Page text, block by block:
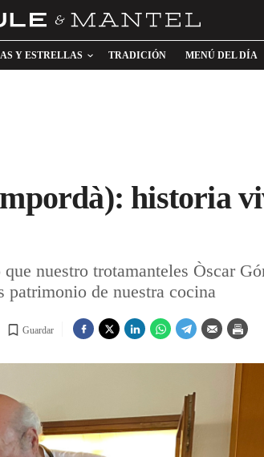
Y ESTRELLAS TRADICIÓN MENÚ DEL DÍA
historia
nuestro trotamanteles Òscar
patrimonio de nuestra cocina
Guardar